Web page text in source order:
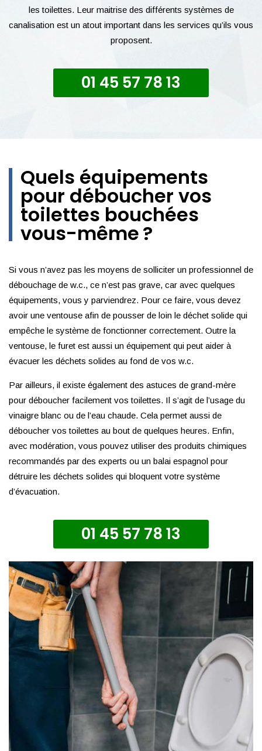
les toilettes. Leur maitrise des différents systèmes de
canalisation est un atout important dans les services qu’ils vous
proposent.
01 45 57 78 13
Quels équipements
pour déboucher vos
toilettes bouchées
vous-même ?
Si vous n’avez pas les moyens de solliciter un professionnel de
débouchage de w.c., ce n’est pas grave, car avec quelques
équipements, vous y parviendrez. Pour ce faire, vous devez
avoir une ventouse afin de pousser de loin le déchet solide qui
empêche le système de fonctionner correctement. Outre la
ventouse, le furet est aussi un équipement qui peut aider à
évacuer les déchets solides au fond de vos w.c.
Par ailleurs, il existe également des astuces de grand-mère
pour déboucher facilement vos toilettes. Il s’agit de l’usage du
vinaigre blanc ou de l’eau chaude. Cela permet aussi de
déboucher vos toilettes au bout de quelques heures. Enfin,
avec modération, vous pouvez utiliser des produits chimiques
recommandés par des experts ou un balai espagnol pour
détruire les déchets solides qui bloquent votre système
d’évacuation.
01 45 57 78 13